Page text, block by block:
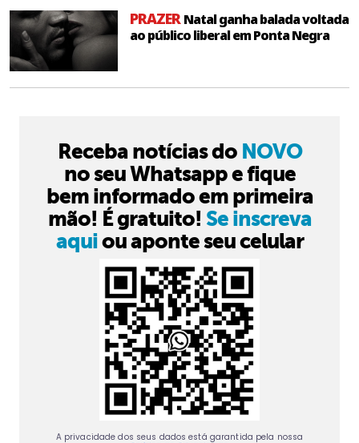
PRAZERNatal ganha balada voltada
ao público liberal em Ponta Negra
Receba notícias do NOVO
no seu Whatsapp e fique
bem informado em primeira
mão! É gratuito! Se inscreva
aquiou aponte seu celular
A privacidade dos seus dados está garantida pela nossa